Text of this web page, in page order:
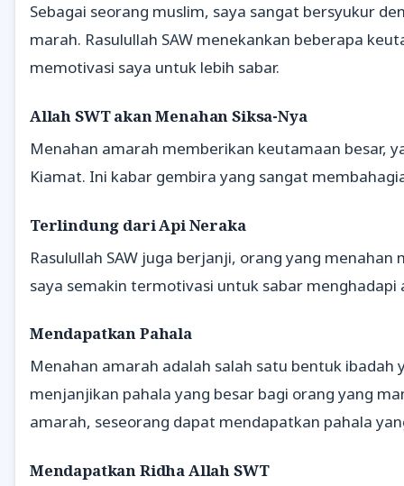
Sebagai seorang muslim, saya sangat bersyukur
marah. Rasulullah SAW menekankan beberapa
memotivasi saya untuk lebih sabar.
Allah SWT akan Menahan Siksa-Nya
Menahan amarah memberikan keutamaan besar,
Kiamat. Ini kabar gembira yang sangat
Terlindung dari Api Neraka
Rasulullah SAW juga berjanji, orang yang
saya semakin termotivasi untuk sabar menghadapi
Mendapatkan Pahala
Menahan amarah adalah salah satu bentuk ibadah
menjanjikan pahala yang besar bagi orang yang
amarah, seseorang dapat mendapatkan pahala
Mendapatkan Ridha Allah SWT